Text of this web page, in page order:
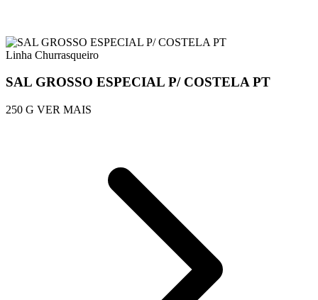
Linha Churrasqueiro
SAL GROSSO ESPECIAL P/ COSTELA PT
250 G VER MAIS